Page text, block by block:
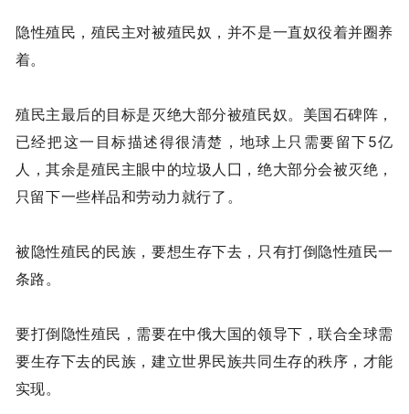
隐性殖民，殖民主对被殖民奴，并不是一直奴役着并圈养
着。
殖民主最后的目标是灭绝大部分被殖民奴。美国石碑阵，
已经把这一目标描述得很清楚，地球上只需要留下5亿
人，其余是殖民主眼中的垃圾人囗，绝大部分会被灭绝，
只留下一些样品和劳动力就行了。
被隐性殖民的民族，要想生存下去，只有打倒隐性殖民一
条路。
要打倒隐性殖民，需要在中俄大国的领导下，联合全球需
要生存下去的民族，建立世界民族共同生存的秩序，才能
实现。